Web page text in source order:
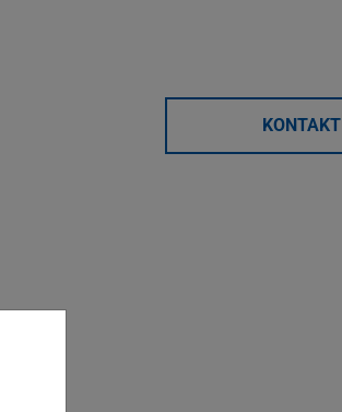
KONTAKT